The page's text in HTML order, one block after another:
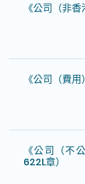
《公司（非
《公司（費
《公司（不
622L章）